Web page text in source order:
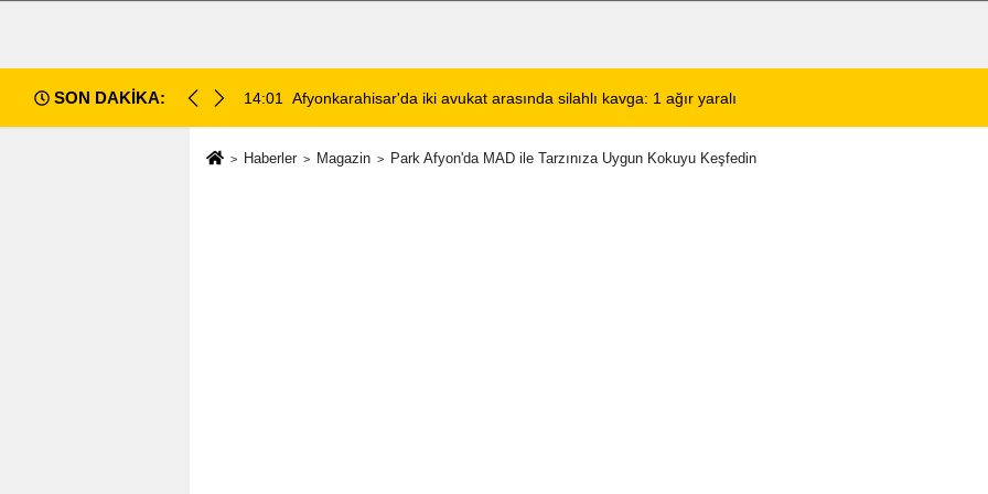
SON DAKİKA:
kavga: 1 ağır yaralı 13:28 Emirdağ Devlet Hastanesi'nde KBB Uzmanı hasta kabulüne başlıyor Google
Haberler Magazin Park Afyon'da MAD ile Tarzınıza Uygun Kokuyu Keşfedin